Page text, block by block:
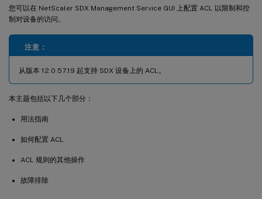
您可以在 NetScaler SDX Management Service GUI 上配置 ACL 以限制和控
制对设备的访问。
注意：
从版本 12.0 57.19 起支持 SDX 设备上的 ACL。
本主题包括以下几个部分：
用法指南
如何配置 ACL
ACL 规则的其他操作
故障排除